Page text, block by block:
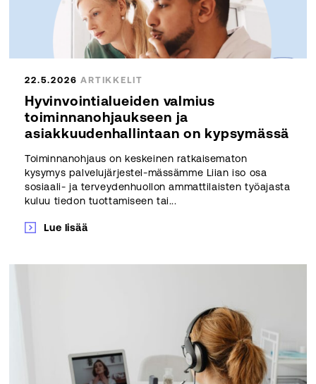
22.5.2026 ARTIKKELIT
Hyvinvointialueiden valmius
toiminnanohjaukseen ja
asiakkuudenhallintaan on kypsymässä
Toiminnanohjaus on keskeinen ratkaisematon
kysymys palvelujärjestel-mässämme Liian iso osa
sosiaali- ja terveydenhuollon ammattilaisten työajasta
kuluu tiedon tuottamiseen tai...
Lue lisää